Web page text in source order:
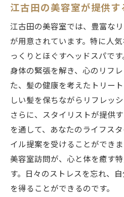
江古田の美容室が提供
江古田の美容室では、豊富な
が用意されています。特に人
っくりとほぐすヘッドスパで
身体の緊張を解き、心のリフ
た、髪の健康を考えたトリー
しい髪を保ちながらリフレッ
さらに、スタイリストが提供
を通して、あなたのライフス
イル提案を受けることができ
美容室訪問が、心と体を癒す
す。日々のストレスを忘れ、
を得ることができるのです。